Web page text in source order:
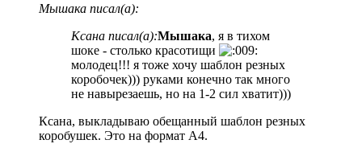
Мышака писал(а):
Ксана писал(а):Мышака, я в тихом
шоке - столько красотищи
молодец!!! я тоже хочу шаблон резных
коробочек))) руками конечно так много
не навырезаешь, но на 1-2 сил хватит)))
Ксана, выкладываю обещанный шаблон резных
коробушек. Это на формат А4.